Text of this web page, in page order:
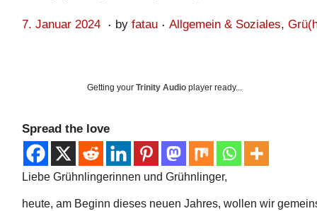
Posted on
7. Januar 2024 2
u
t
2
. by fatau . Posted in
Allgemein & Soziales,
Getting your Trinity Audio player ready...
Spread the love
Liebe Grühnlingerinnen und Grühnlinger,
heute, am Beginn dieses neuen Jahres, wollen wir